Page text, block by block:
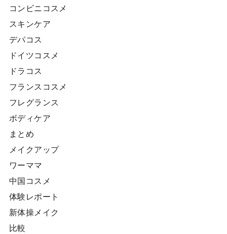
コンビニコスメ
スキンケア
デパコス
ドイツコスメ
ドラコス
フランスコスメ
フレグランス
ボディケア
まとめ
メイクアップ
ワーママ
中国コスメ
体験レポート
新体操メイク
比較